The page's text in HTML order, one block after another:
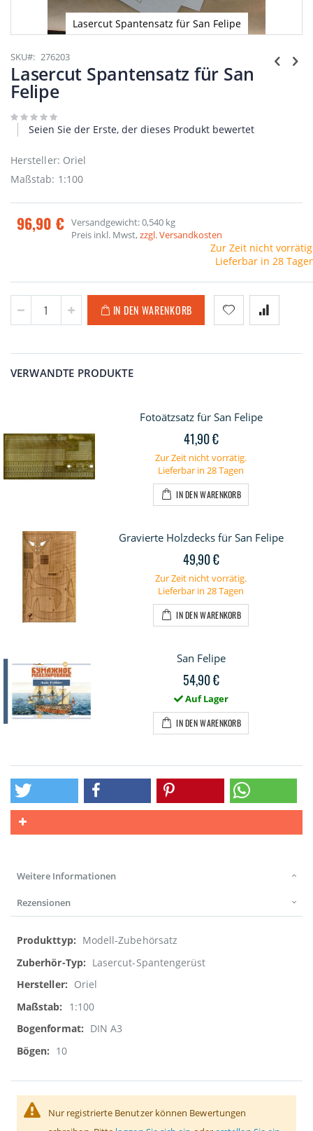
Lasercut Spantensatz für San Felipe
Anfang
der
Bildgalerie
springen
SKU 276203
Lasercut Spantensatz für San
Felipe
Seien Sie der Erste, der dieses Produkt bewertet
Hersteller: Oriel
Maßstab: 1:100
96,90 € Versandgewicht: 0,540 kg
Preis inkl. Mwst,zzgl. Versandkosten
Zur Zeit nicht
Lieferbar in 28
IN DEN WARENKORB
VERWANDTE PRODUKTE
Fotoätzsatz für San Felipe
41,90 €
Zur Zeit nicht vorrätig.
Lieferbar in 28 Tagen
IN DEN WARENKORB
Gravierte Holzdecks für San Felipe
49,90 €
Zur Zeit nicht vorrätig.
Lieferbar in 28 Tagen
IN DEN WARENKORB
San Felipe
54,90 €
Auf Lager
IN DEN WARENKORB
Weitere Informationen
Rezensionen
Weitere
Informationen
Modell-Zubehörsatz
Lasercut-Spantengerüst
Oriel
1:100
DIN A3
10
Nur registrierte Benutzer können Bewertungen